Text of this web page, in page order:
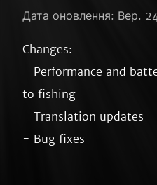
Дата оновлення: Вер.
Changes:
- Performance and
to fishing
- Translation updates